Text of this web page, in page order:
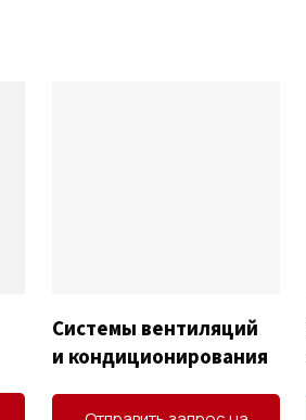
Системы вентиляций
и кондиционирования